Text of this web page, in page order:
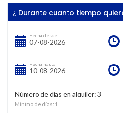
¿ Durante cuanto tiempo
Fecha desde
Fecha hasta
Número de días en alquiler: 3
Mínimo de días: 1